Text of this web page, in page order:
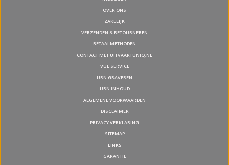
OVER ONS
ZAKELIJK
VERZENDEN & RETOURNEREN
BETAALMETHODEN
CONTACT MET UITVAARTUNIQ.NL
VUL SERVICE
URN GRAVEREN
URN INHOUD
ALGEMENE VOORWAARDEN
DISCLAIMER
PRIVACY VERKLARING
SITEMAP
LINKS
GARANTIE